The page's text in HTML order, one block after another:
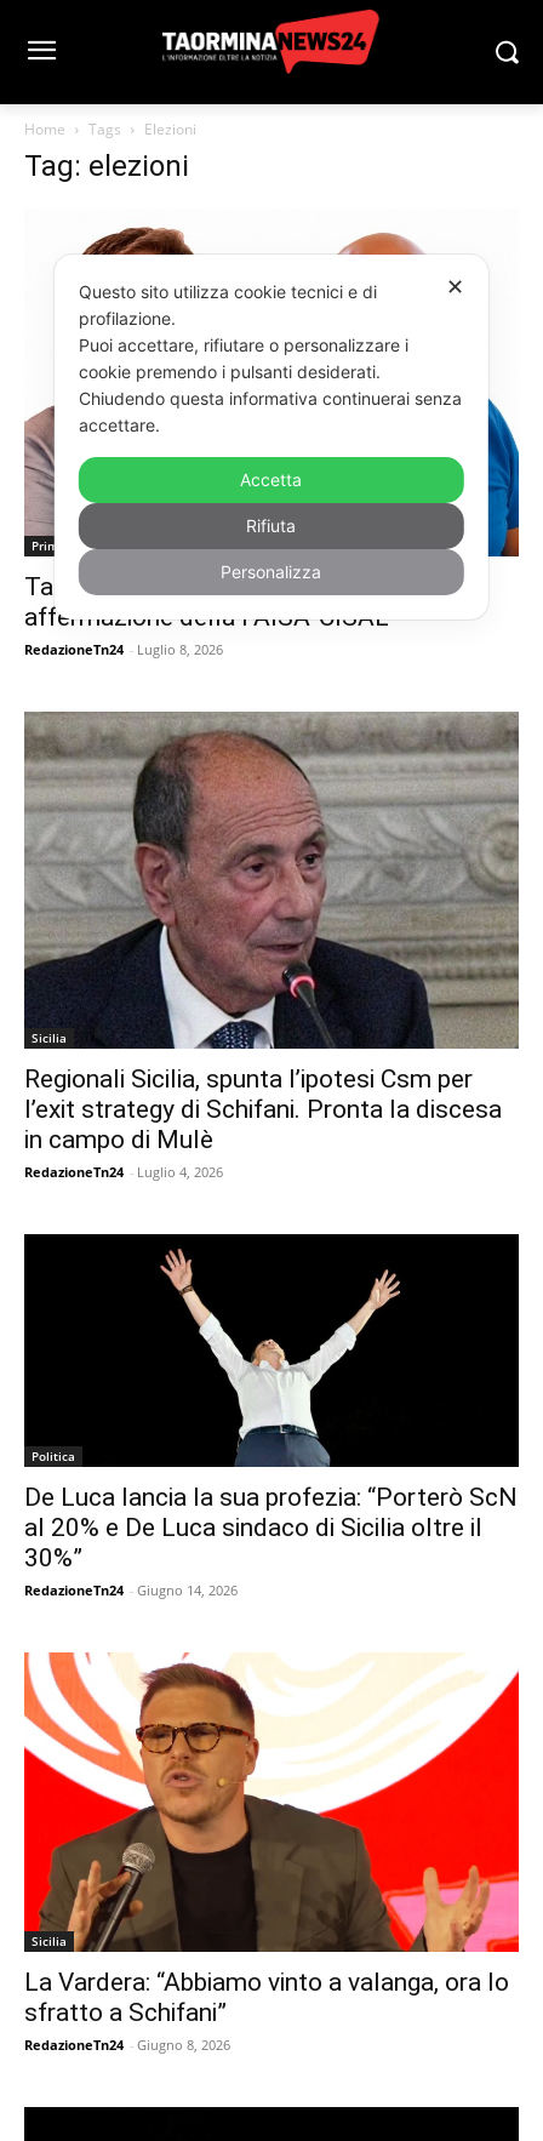
Home Tags Elezioni
Tag: elezioni
Primo piano
Taormina, elezioni RLS all’Asm: netta
affermazione della FAISA-CISAL
RedazioneTn24 - Luglio 8, 2026
Sicilia
Regionali Sicilia, spunta l’ipotesi Csm per
l’exit strategy di Schifani. Pronta la discesa
in campo di Mulè
RedazioneTn24 - Luglio 4, 2026
Politica
De Luca lancia la sua profezia: “Porterò ScN
al 20% e De Luca sindaco di Sicilia oltre il
30%”
RedazioneTn24 - Giugno 14, 2026
Sicilia
La Vardera: “Abbiamo vinto a valanga, ora lo
sfratto a Schifani”
RedazioneTn24 - Giugno 8, 2026
✕
Questo sito utilizza cookie tecnici e di
profilazione.
Puoi accettare, rifiutare o personalizzare i
cookie premendo i pulsanti desiderati.
Chiudendo questa informativa continuerai senza
accettare.
Accetta
Rifiuta
Personalizza